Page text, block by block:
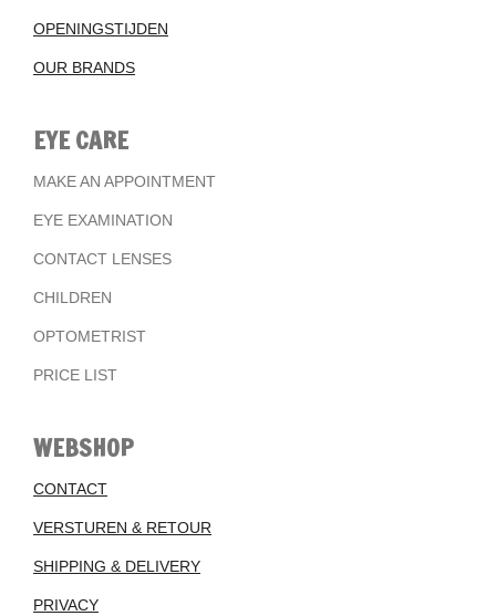
OPENINGSTIJDEN
OUR BRANDS
EYE CARE
MAKE AN APPOINTMENT
EYE EXAMINATION
CONTACT LENSES
CHILDREN
OPTOMETRIST
PRICE LIST
WEBSHOP
CONTACT
VERSTUREN & RETOUR
SHIPPING & DELIVERY
PRIVACY